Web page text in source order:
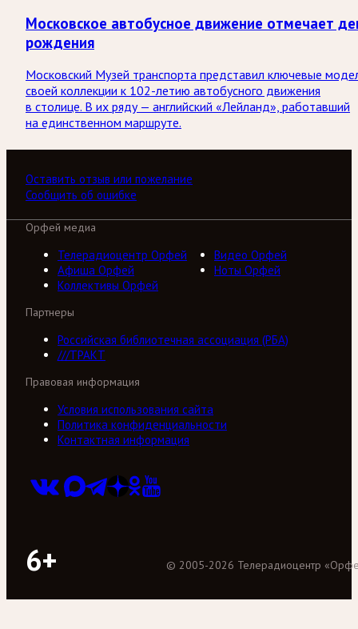
Московское автобусное движение отмечает
рождения
Московский Музей транспорта представил ключевые
своей коллекции к 102-летию автобусного движения
в столице. В их ряду — английский «Лейланд», работавший
на единственном маршруте.
Оставить отзыв или пожелание
Сообщить об ошибке
Орфей медиа
Телерадиоцентр Орфей
Видео Орфей
Афиша Орфей
Ноты Орфей
Коллективы Орфей
Партнеры
Российская библиотечная ассоциация (РБА)
///ТРАКТ
Правовая информация
Условия использования сайта
Политика конфиденциальности
Контактная информация
6+ © 2005-2026 Телерадиоцентр